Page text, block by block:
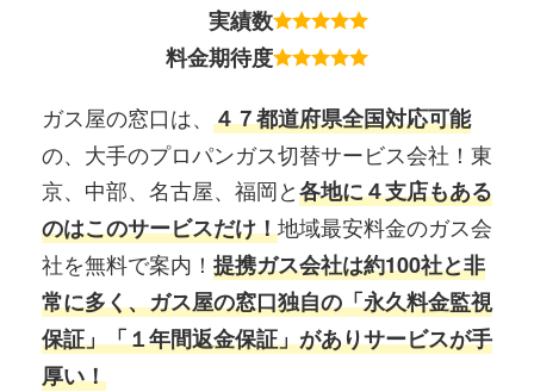
実績数
料金期待度
ガス屋の窓口は、 ４７都道府県全国対応可能
の、大手のプロパンガス切替サービス会社！東
京、中部、名古屋、福岡と各地に４支店もある
のはこのサービスだけ！地域最安料金のガス会
社を無料で案内！ 提携ガス会社は約100社と非
常に多く、ガス屋の窓口独自の「永久料金監視
保証」「１年間返金保証」がありサービスが手
厚い！